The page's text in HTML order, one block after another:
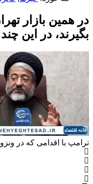
در همین بازار
بگیرند، در این
ترامپ با اقدامی که در